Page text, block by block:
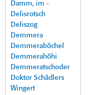
Damm, im -
Delisrotsch
Deliszog
Demmera
Demmeraböchel
Demmerahöhi
Demmeratschoder
Doktor Schädlers
Wingert